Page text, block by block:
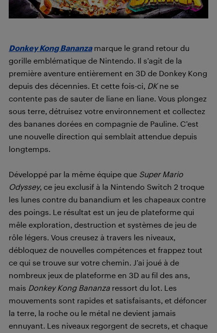
Donkey Kong Bananzamarque le grand retour du
gorille emblématique de Nintendo. Il s’agit de la
première aventure entièrement en 3D de Donkey Kong
depuis des décennies. Et cette fois-ci, DKne se
contente pas de sauter de liane en liane. Vous plongez
sous terre, détruisez votre environnement et collectez
des bananes dorées en compagnie de Pauline. C’est
une nouvelle direction qui semblait attendue depuis
longtemps.
Développé par la même équipe que Super Mario
Odyssey, ce jeu exclusif à la Nintendo Switch 2 troque
les lunes contre du banandium et les chapeaux contre
des poings. Le résultat est un jeu de plateforme qui
mêle exploration, destruction et systèmes de jeu de
rôle légers. Vous creusez à travers les niveaux,
débloquez de nouvelles compétences et frappez tout
ce qui se trouve sur votre chemin. J’ai joué à de
nombreux jeux de plateforme en 3D au fil des ans,
mais Donkey Kong Bananza ressort du lot. Les
mouvements sont rapides et satisfaisants, et défoncer
la terre, la roche ou le métal ne devient jamais
ennuyant. Les niveaux regorgent de secrets, et chaque